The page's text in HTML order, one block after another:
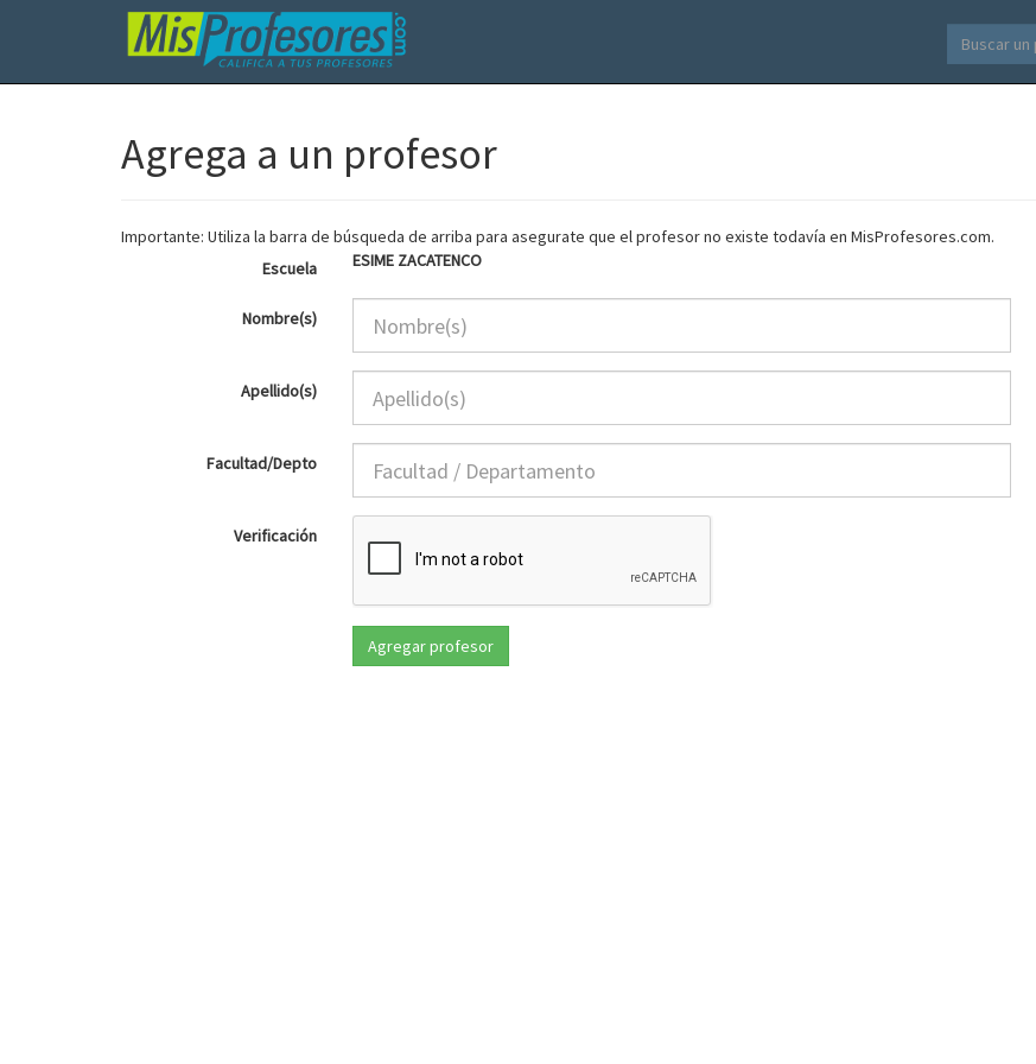
Agrega a un profesor
Importante: Utiliza la barra de búsqueda de arriba para asegurate que el profesor no existe todavía en MisProfesores.com.
Escuela
ESIME ZACATENCO
Nombre(s)
Apellido(s)
Facultad/Depto
Verificación